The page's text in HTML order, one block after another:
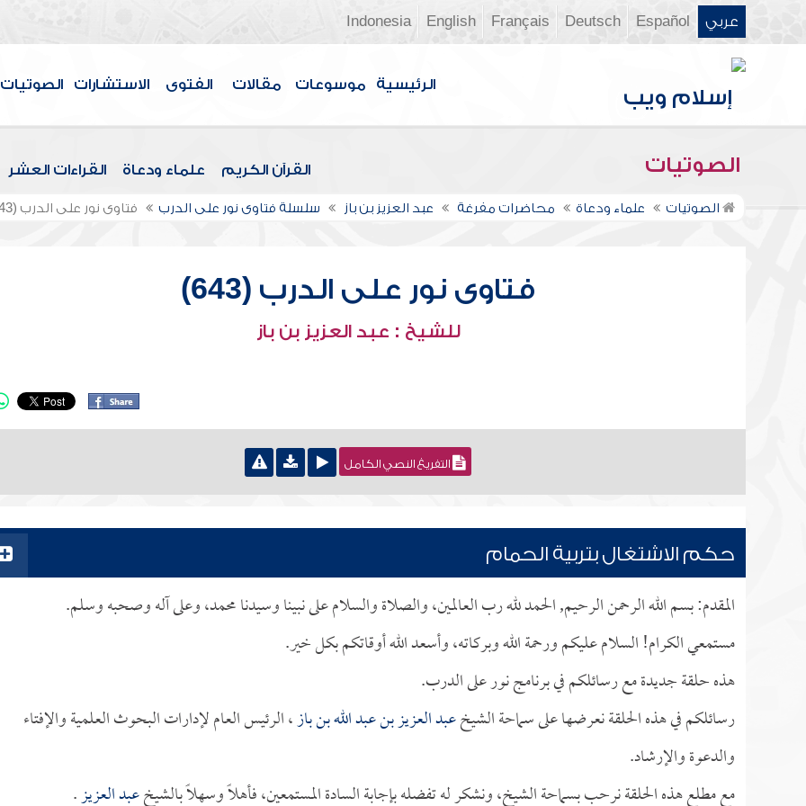
عربي Español
Deutsch
Français
English
Indonesia
الرئيسية موسوعات مقالات الفتوى الاستشارات الصوتيات
الصوتيات القرآن الكريم علماء ودعاة القراءات العشر
الصوتيات علماء ودعاة محاضرات مفرغة عبد العزيز بن باز سلسلة فتاوى نور على الدرب فتاوى نور على الدرب (643)
فتاوى نور على الدرب (643)
للشيخ : عبد العزيز بن باز
التفريغ النصي الكامل
حكم الاشتغال بتربية الحمام
المقدم: بسم الله الرحمن الرحيم, الحمد لله رب العالمين، والصلاة والسلام على نبينا وسيدنا محمد، وعلى آله وصحبه وسلم.
مستمعي الكرام! السلام عليكم ورحمة الله وبركاته، وأسعد الله أوقاتكم بكل خير.
هذه حلقة جديدة مع رسائلكم في برنامج نور على الدرب.
رسائلكم في هذه الحلقة نعرضها على سماحة الشيخعبد العزيز بن عبد الله بن باز، الرئيس العام لإدارات البحوث العلمية والإفتاء
والدعوة والإرشاد.
مع مطلع هذه الحلقة نرحب بسماحة الشيخ، ونشكر له تفضله بإجابة السادة المستمعين، فأهلاً وسهلاً بالشيخعبد العزيز.